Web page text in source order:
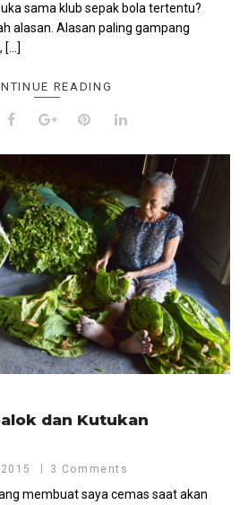
sama klub sepak bola tertentu?
alasan. Alasan paling gampang
[…]
READING
dan Kutukan
3 Comments
membuat saya cemas saat akan